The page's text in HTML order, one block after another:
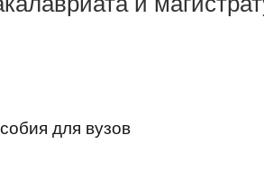
для вузов